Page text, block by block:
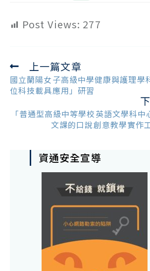
Post Views: 277
Read
more
articles
上一篇文章
國立蘭陽女子高級中學健康與護理學
位科技載具應用」研習
「普通型高級中等學校英語文學科
文課的口說創意教學實作
資通安全宣導